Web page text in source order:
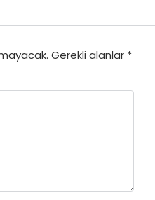
Gerekli alanlar *